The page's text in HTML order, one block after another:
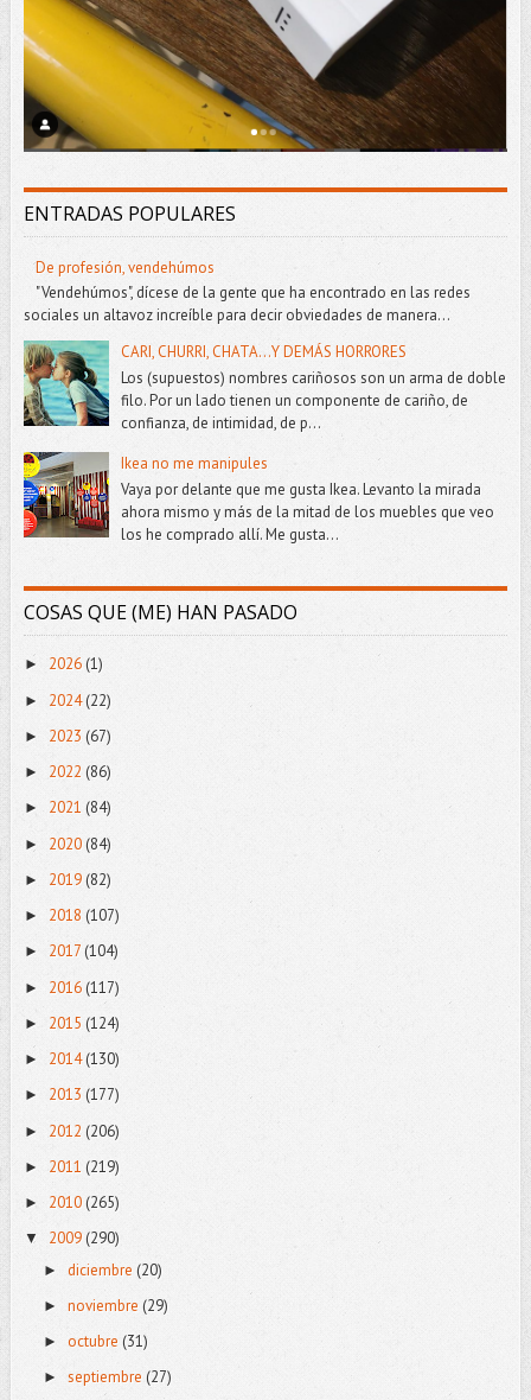
ENTRADAS POPULARES
De profesión, vendehúmos
"Vendehúmos", dícese de la gente que ha encontrado en las redes
sociales un altavoz increíble para decir obviedades de manera...
CARI, CHURRI, CHATA...Y DEMÁS HORRORES
Los (supuestos) nombres cariñosos son un arma de doble
filo. Por un lado tienen un componente de cariño, de
confianza, de intimidad, de p...
Ikea no me manipules
Vaya por delante que me gusta Ikea. Levanto la mirada
ahora mismo y más de la mitad de los muebles que veo
los he comprado allí. Me gusta...
COSAS QUE (ME) HAN PASADO
► 2026(1)
► 2024(22)
► 2023 (67)
► 2022 (86)
► 2021 (84)
► 2020(84)
► 2019(82)
► 2018 (107)
► 2017(104)
► 2016(117)
► 2015 (124)
► 2014(130)
► 2013 (177)
► 2012 (206)
► 2011 (219)
► 2010(265)
▼ 2009 (290)
► diciembre (20)
► noviembre (29)
► octubre (31)
► septiembre (27)